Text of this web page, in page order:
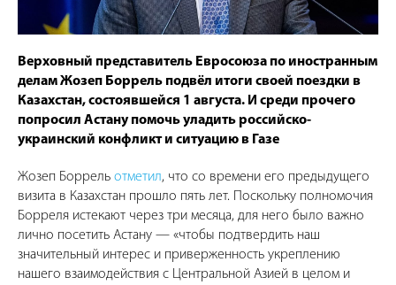
Верховный представитель Евросоюза по иностранным
делам Жозеп Боррель подвёл итоги своей поездки в
Казахстан, состоявшейся 1 августа. И среди прочего
попросил Астану помочь уладить российско-
украинский конфликт и ситуацию в Газе
Жозеп Боррель отметил, что со времени его предыдущего
визита в Казахстан прошло пять лет. Поскольку полномочия
Борреля истекают через три месяца, для него было важно
лично посетить Астану — «чтобы подтвердить наш
значительный интерес и приверженность укреплению
нашего взаимодействия с Центральной Азией в целом и